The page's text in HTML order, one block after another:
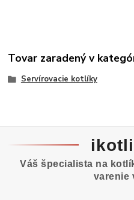
Tovar zaradený v
Servírovacie kotlíky
Váš špecialista na
varenie